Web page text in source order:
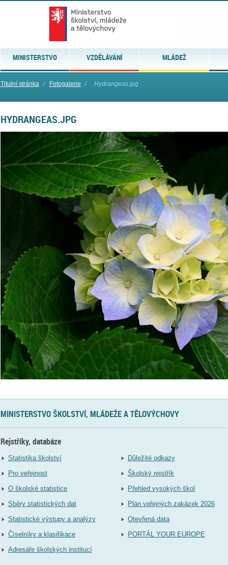
MINISTERSTVO VZDĚLÁVÁNÍ MLÁDEŽ
Titulní stránka ⁄ Fotogalerie ⁄ Hydrangeas.jpg
HYDRANGEAS.JPG
MINISTERSTVO ŠKOLSTVÍ, MLÁDEŽE A TĚLOVÝCHOVY
Rejstříky, databáze
Statistika školství
Pro veřejnost
O školské statistice
Sběry statistických dat
Statistické výstupy a analýzy
Číselníky a klasifikace
Adresáře školských institucí
Důležité odkazy
Školský rejstřík
Přehled vysokých škol
Plán veřejných zakázek 2026
Otevřená data
PORTÁL YOUR EUROPE